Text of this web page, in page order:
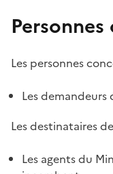
Les personnes
Les demandeurs
Les destinataires
Les agents du